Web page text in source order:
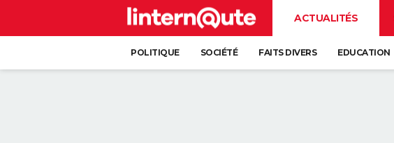
ACTUALITÉS
POLITIQUE SOCIÉTÉ FAITS DIVERS EDUCATION